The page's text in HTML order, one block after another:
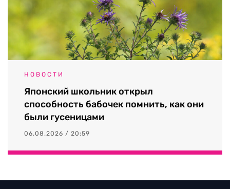
НОВОСТИ
Японский школьник открыл
способность бабочек помнить, как они
были гусеницами
06.08.2026 / 20:59